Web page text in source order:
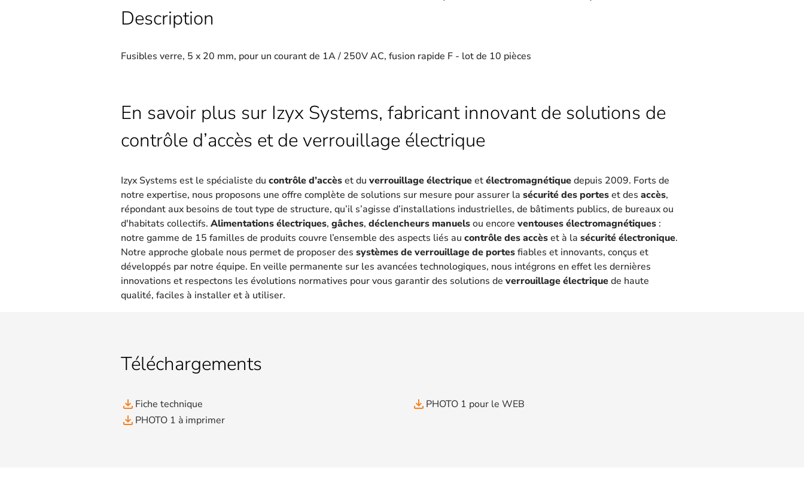
Description
Fusibles verre, 5 x 20 mm, pour un courant de 1A / 250V AC, fusion rapide F - lot de 10 pièces
En savoir plus sur Izyx Systems, fabricant innovant de solutions de
contrôle d’accès et de verrouillage électrique
Izyx Systems est le spécialiste du contrôle d’accèset du verrouillage électriqueetélectromagnétiquedepuis 2009. Forts de
notre expertise, nous proposons une offre complète de solutions sur mesure pour assurer la sécurité des porteset des accès,
répondant aux besoins de tout type de structure, qu’il s’agisse d’installations industrielles, de bâtiments publics, de bureaux ou
d'habitats collectifs. Alimentations électriques, gâches, déclencheurs manuelsou encore ventouses électromagnétiques :
notre gamme de 15 familles de produits couvre l’ensemble des aspects liés au contrôle des accèset à la sécurité électronique.
Notre approche globale nous permet de proposer des systèmes de verrouillage de portesfiables et innovants, conçus et
développés par notre équipe. En veille permanente sur les avancées technologiques, nous intégrons en effet les dernières
innovations et respectons les évolutions normatives pour vous garantir des solutions de verrouillage électriquede haute
qualité, faciles à installer et à utiliser.
Téléchargements
file_download Fiche technique
file_download PHOTO 1 à imprimer
file_download PHOTO 1 pour le WEB